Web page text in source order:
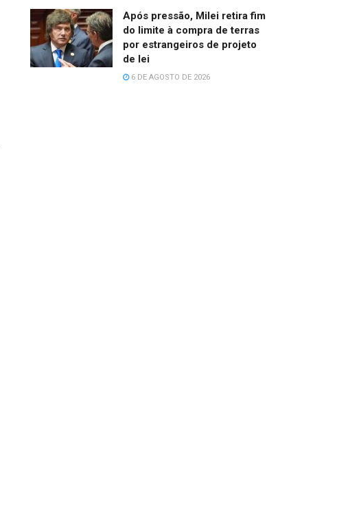
Após pressão, Milei retira fim
do limite à compra de terras
por estrangeiros de projeto
de lei
6 DE AGOSTO DE 2026